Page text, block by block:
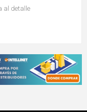
al detalle